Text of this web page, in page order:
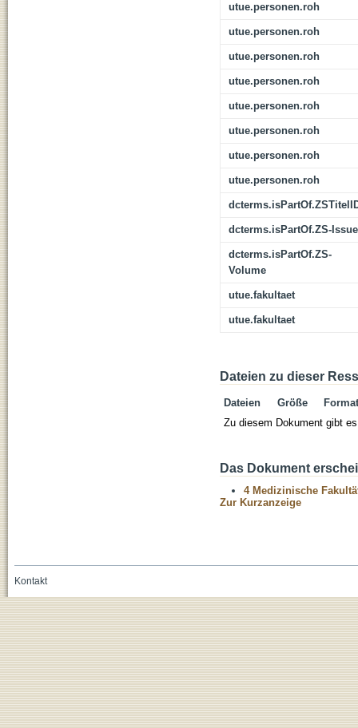
utue.personen.roh
utue.personen.roh
utue.personen.roh
utue.personen.roh
utue.personen.roh
utue.personen.roh
utue.personen.roh
utue.personen.roh
dcterms.isPartOf.ZS-Issue
dcterms.isPartOf.ZS-
Volume
utue.fakultaet
utue.fakultaet
Dateien zu dieser
Dateien Größe
Format
Zu diesem Dokument gibt
Das Dokument
4 Medizinische
Zur Kurzanzeige
Kontakt